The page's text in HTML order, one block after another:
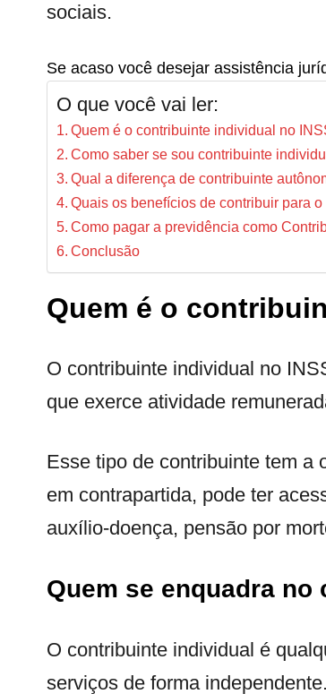
sociais.
Se acaso você desejar assistência
O que você vai ler:
Quem é o contribuinte individual no
Como saber se sou contribuinte
Qual a diferença de contribuinte
Quais os benefícios de contribuir para
Como pagar a previdência como
Conclusão
Quem é o
O contribuinte individual no
que exerce atividade
Esse tipo de contribuinte tem a
em contrapartida, pode ter
auxílio-doença, pensão por
Quem se enquadra
O contribuinte individual é
serviços de forma independente.